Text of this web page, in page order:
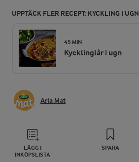
UPPTÄCK FLER RECEPT: KYCKLING I UGN
45 MIN
Kycklinglår i ugn
Arla Mat
LÄGG I
INKÖPSLISTA
SPARA